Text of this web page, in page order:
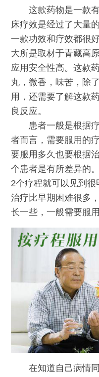
这款药物是一款有
床疗效是经过了大量
一款功效和疗效都很
大所是取材于青藏高
应用安全性高。这款
丸，微香，味苦，除
用，还需要了解这款
良反应。
患者一般是根据疗
者而言，需要服用的
要服用多久也要根据
个患者是有所差异的
2个疗程就可以见到
治疗比早期困难很多
长一些，一般需要服
在知道自己病情同